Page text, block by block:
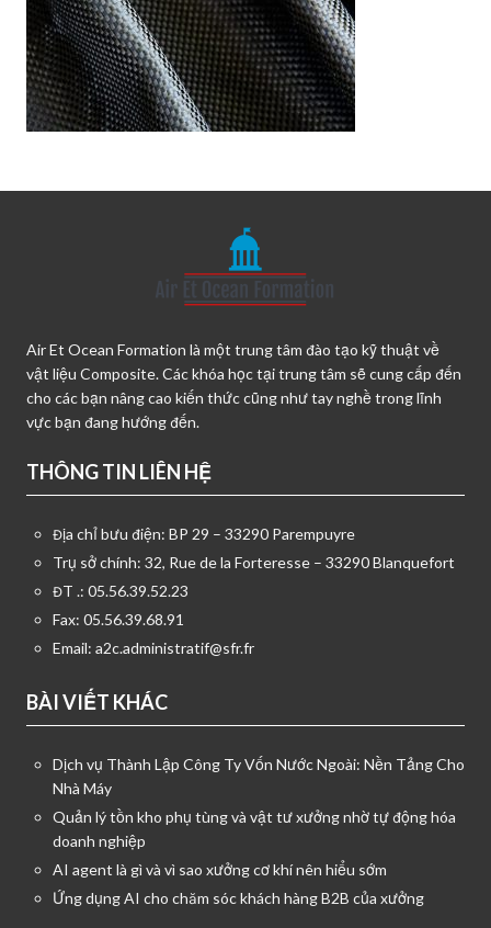
Air Et Ocean Formation là một trung tâm đào tạo kỹ thuật về
vật liệu Composite. Các khóa học tại trung tâm sẽ cung cấp đến
cho các bạn nâng cao kiến thức cũng như tay nghề trong lĩnh
vực bạn đang hướng đến.
THÔNG TIN LIÊN HỆ
Địa chỉ bưu điện: BP 29 – 33290 Parempuyre
Trụ sở chính: 32, Rue de la Forteresse – 33290 Blanquefort
ĐT .: 05.56.39.52.23
Fax: 05.56.39.68.91
Email: a2c.administratif@sfr.fr
BÀI VIẾT KHÁC
Dịch vụ Thành Lập Công Ty Vốn Nước Ngoài: Nền Tảng Cho
Nhà Máy
Quản lý tồn kho phụ tùng và vật tư xưởng nhờ tự động hóa
doanh nghiệp
AI agent là gì và vì sao xưởng cơ khí nên hiểu sớm
Ứng dụng AI cho chăm sóc khách hàng B2B của xưởng